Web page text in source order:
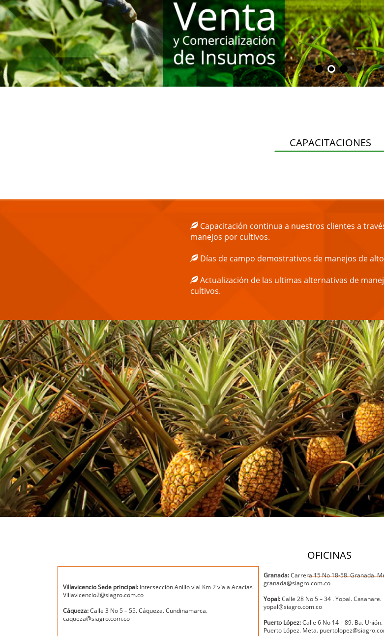
CAPACITACIONES
Capacitación continua a nuestros clientes a
manejos por cultivos.
Días de campo demostrativos de manejos de
Actualización de las ultimas alternativas de
cultivos.
OFICINAS
Villavicencio Sede principal: Intersección Anillo vial Km 2 vía a Acacías
Villavicencio2@siagro.com.co
Cáqueza:Calle 3 No 5 – 55. Cáqueza. Cundinamarca.
caqueza@siagro.com.co
Granada:Carrera 15 No 18-58. Granada.
granada@siagro.com.co
Yopal:Calle 28 No 5 – 34 . Yopal. Casanare.
yopal@siagro.com.co
Puerto López:Calle 6 No 14 – 89. Ba. Unión.
Puerto López. Meta.